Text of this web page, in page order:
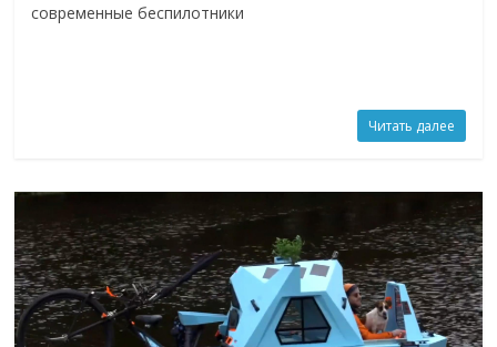
современные беспилотники
Читать далее